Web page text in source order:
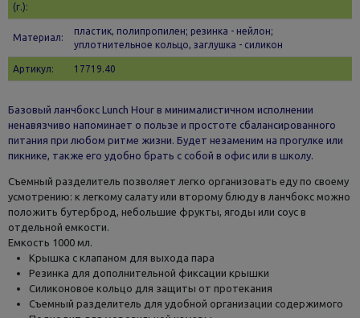
(г.):
Материал:
пластик, полипропилен; резинка - нейлон;
уплотнительное кольцо, заглушка - силикон
Артикул: 17719.40
Базовый ланчбокс Lunch Hour в минималистичном исполнении
ненавязчиво напоминает о пользе и простоте сбалансированного
питания при любом ритме жизни. Будет незаменим на прогулке или
пикнике, также его удобно брать с собой в офис или в школу.
Съемный разделитель позволяет легко организовать еду по своему
усмотрению: к легкому салату или второму блюду в ланчбокс можно
положить бутерброд, небольшие фрукты, ягоды или соус в
отдельной емкости.
Емкость 1000 мл.
Крышка с клапаном для выхода пара
Резинка для дополнительной фиксации крышки
Силиконовое кольцо для защиты от протекания
Съемный разделитель для удобной организации содержимого